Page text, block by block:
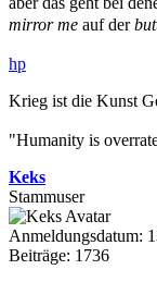
mirror me auf der
hp
Krieg ist die Kunst
"Humanity is
Keks
Stammuser
Anmeldungsdatum:
Beiträge: 1736